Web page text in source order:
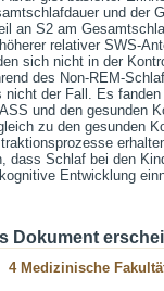
und der
an S2 am
relativer SWS-
sich nicht in der
des Non-REM-
nicht der Fall. Es
und den gesunden
zu den gesunden
dass Schlaf bei den
Entwicklung
Dokument
4 Medizinische